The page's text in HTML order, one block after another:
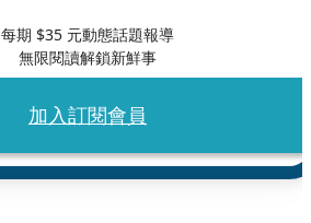
每期 $35 元動態話題報導
無限閱讀解鎖新鮮事
加入訂閱會員